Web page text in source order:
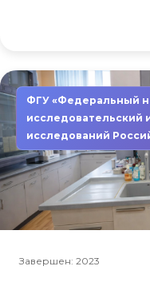
ФГУ «Федеральный
исследовательский
исследований
Завершен: 2023